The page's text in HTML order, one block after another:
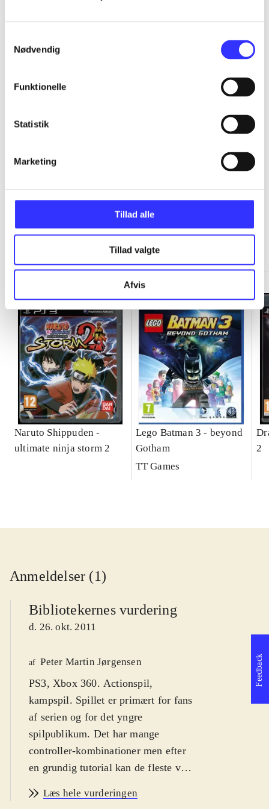
Nødvendig
Funktionelle
Statistik
Marketing
Tillad alle
Tillad valgte
Afvis
Minder om
Naruto Shippuden -
ultimate ninja storm 2
Lego Batman 3 - beyond
Gotham
TT Games
2
Anmeldelser (1)
Bibliotekernes vurdering
d. 26. okt. 2011
af Peter Martin Jørgensen
PS3, Xbox 360. Actionspil,
kampspil. Spillet er primært for fans
af serien og for det yngre
spilpublikum. Det har mange
controller-kombinationer men efter
en grundig tutorial kan de fleste være
Som spiller styrer man gennem en
Læs hele vurderingen
Feedback